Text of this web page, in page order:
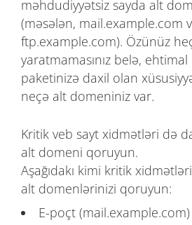
məhdudiyyətsiz sayda alt
(məsələn, mail.example.com
ftp.example.com). Özünüz
yaratmamasınız belə,
paketinizə daxil olan
neçə alt domeniniz var.
Kritik veb sayt xidmətləri də
alt domeni qoruyun.
Aşağıdakı kimi kritik
alt domenlərinizi qoruyun:
E-poçt (mail.example.com)